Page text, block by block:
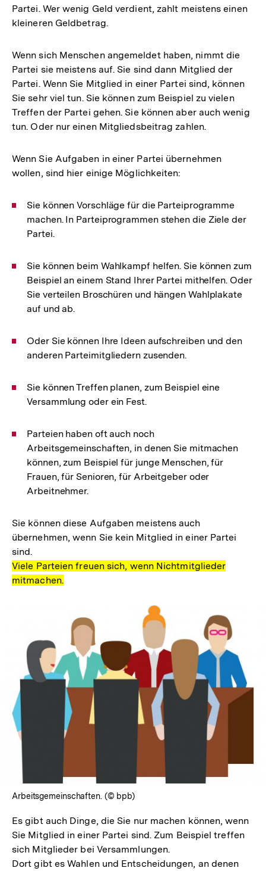
Partei. Wer wenig Geld verdient, zahlt meistens einen
kleineren Geldbetrag.
Wenn sich Menschen angemeldet haben, nimmt die
Partei sie meistens auf. Sie sind dann Mitglied der
Partei. Wenn Sie Mitglied in einer Partei sind, können
Sie sehr viel tun. Sie können zum Beispiel zu vielen
Treffen der Partei gehen. Sie können aber auch wenig
tun. Oder nur einen Mitgliedsbeitrag zahlen.
Wenn Sie Aufgaben in einer Partei übernehmen
wollen, sind hier einige Möglichkeiten:
Sie können Vorschläge für die Parteiprogramme
machen. In Parteiprogrammen stehen die Ziele der
Partei.
Sie können beim Wahlkampf helfen. Sie können zum
Beispiel an einem Stand Ihrer Partei mithelfen. Oder
Sie verteilen Broschüren und hängen Wahlplakate
auf und ab.
Oder Sie können Ihre Ideen aufschreiben und den
anderen Parteimitgliedern zusenden.
Sie können Treffen planen, zum Beispiel eine
Versammlung oder ein Fest.
Parteien haben oft auch noch
Arbeitsgemeinschaften, in denen Sie mitmachen
können, zum Beispiel für junge Menschen, für
Frauen, für Senioren, für Arbeitgeber oder
Arbeitnehmer.
Sie können diese Aufgaben meistens auch
übernehmen, wenn Sie kein Mitglied in einer Partei
sind.
Viele Parteien freuen sich, wenn Nichtmitglieder
mitmachen.
In
Lightbox
öffnen
Arbeitsgemeinschaften. (© bpb)
Es gibt auch Dinge, die Sie nur machen können, wenn
Sie Mitglied in einer Partei sind. Zum Beispiel treffen
sich Mitglieder bei Versammlungen.
Dort gibt es Wahlen und Entscheidungen, an denen